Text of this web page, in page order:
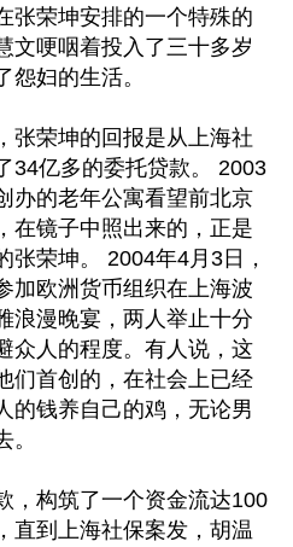
张荣坤安排的一个特殊的
文哽咽着投入了三十多岁
怨妇的生活。
张荣坤的回报是从上海社
34亿多的委托贷款。 2003
办的老年公寓看望前北京
在镜子中照出来的，正是
张荣坤。 2004年4月3日，
加欧洲货币组织在上海波
浪漫晚宴，两人举止十分
众人的程度。有人说，这
们首创的，在社会上已经
的钱养自己的鸡，无论男
，构筑了一个资金流达100
直到上海社保案发，胡温